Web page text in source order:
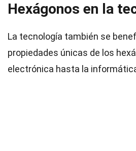
Hexágonos en la
La tecnología también se
propiedades únicas de los
electrónica hasta la